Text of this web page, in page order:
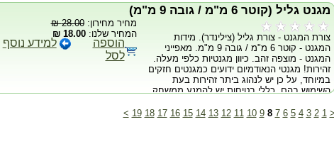
האצבעות באופן חמור. יש להרחיק את המגנטים
ממגע עם כרטיסי אשראי, דיסקים, מחשבים,
טלויזיות ומכל מכשיר אלקטרוני בסביבה. יש
להרחיק את המגנטים מקרבת ילדים, הם
עלולים להכניס אותם לפה ולגרום לנזק חמור.
אין לשרוף את המגנטים, הם מכילים חומרים
הרעילים לסביבה.
מגנט גליל (קוטר 6 מ"מ / גובה 9 מ"מ)
צורת המגנט - צורת גליל (צילינדר). מידות
המגנט - קוטר 6 מ"מ / גובה 9 מ"מ. מאפייני
המגנט - מוצפה זהב. כיוון מגנטיות כלפי מעלה.
זהירות! מגנטי הנאודמיום ידועים כמגנטים חזקים
במיוחד, על כן יש לנהוג ביתר זהירות בעת
השימוש בהם. כללי בטיחות יש להמנע ממשחק
האצבעות באופן חמור. יש להרחיק את המגנטים
מחיר מחירון:28.00 ₪
המחיר שלנו:18.00 ₪
הוספה
לסל
למידע נוסף
1
2
3
4
5
6
7
8
9
10
11
12
13
14
15
16
17
18
19
>